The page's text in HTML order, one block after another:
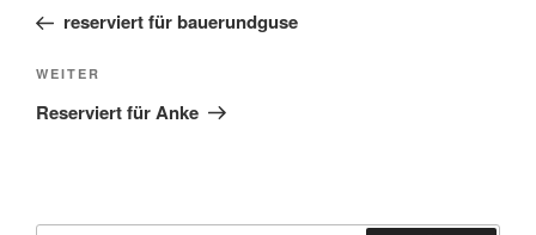
Beitragreserviert für bauerundguse
Nächster
Beitrag
WEITER
Reserviert für Anke